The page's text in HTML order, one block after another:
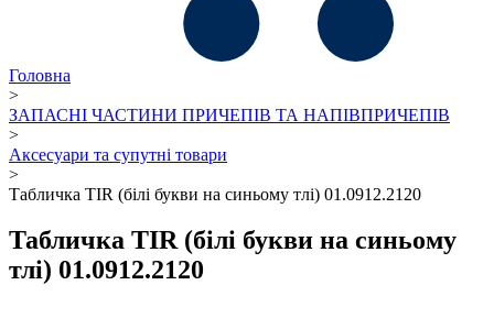
Головна
>
ЗАПАСНІ ЧАСТИНИ ПРИЧЕПІВ ТА НАПІВПРИЧЕПІВ
>
Аксесуари та супутні товари
>
Табличка TIR (білі букви на синьому тлі) 01.0912.2120
Табличка TIR (білі букви на синьому
тлі) 01.0912.2120